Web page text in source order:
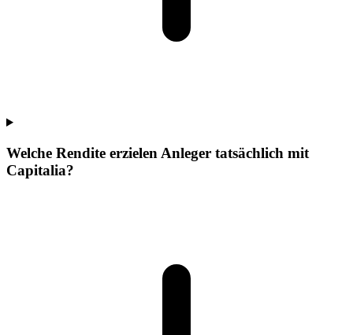
Welche Rendite erzielen Anleger tatsächlich mit
Capitalia?